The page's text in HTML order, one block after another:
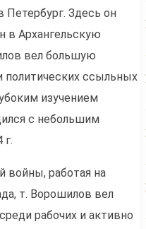
Петербург. Здесь он
в Архангельскую
вел большую
ссыльных
изучением
с небольшим
войны, работая на
т. Ворошилов вел
рабочих и активно